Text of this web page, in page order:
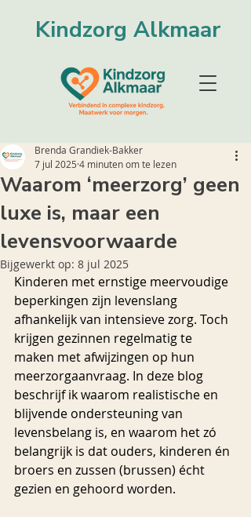
Kindzorg Alkmaar
Waarom ‘meerzorg’ geen
luxe is, maar een
levensvoorwaarde
Brenda Grandiek-Bakker
7 jul 2025 4 minuten om te lezen
Bijgewerkt op: 8 jul 2025
Kinderen met ernstige meervoudige
beperkingen zijn levenslang
afhankelijk van intensieve zorg. Toch
krijgen gezinnen regelmatig te
maken met afwijzingen op hun
meerzorgaanvraag. In deze blog
beschrijf ik waarom realistische en
blijvende ondersteuning van
levensbelang is, en waarom het zó
belangrijk is dat ouders, kinderen én
broers en zussen (brussen) écht
gezien en gehoord worden.